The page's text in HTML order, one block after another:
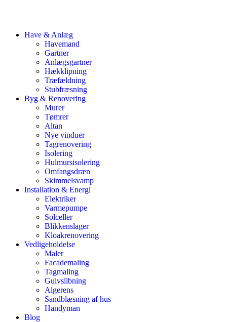
Have & Anlæg
Havemand
Gartner
Anlægsgartner
Hækklipning
Træfældning
Stubfræsning
Byg & Renovering
Murer
Tømrer
Altan
Nye vinduer
Tagrenovering
Isolering
Hulmursisolering
Omfangsdræn
Skimmelsvamp
Installation & Energi
Elektriker
Varmepumpe
Solceller
Blikkenslager
Kloakrenovering
Vedligeholdelse
Maler
Facademaling
Tagmaling
Gulvslibning
Algerens
Sandblæsning af hus
Handyman
Blog